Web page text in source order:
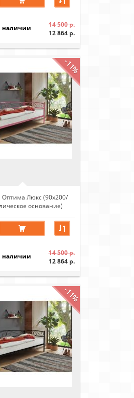
наличии
14 500 р.
12 864 р.
-11%
Оптима Люкс (90х200/
основание)
наличии
14 500 р.
12 864 р.
-11%